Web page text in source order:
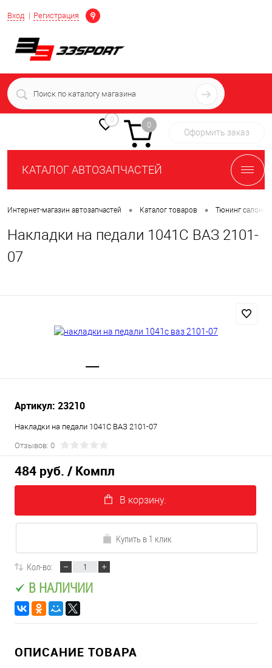
Вход Регистрация
Определение
+7 (939) 716-10-06
пн-пт 7:00-16:00 МСК
0
0
Оформить заказ
КАТАЛОГ АВТОЗАПЧАСТЕЙ
Интернет-магазин автозапчастей • Каталог товаров • Тюнинг салона
Накладки на педали 1041С ВАЗ 2101-
07
Артикул: 23210
Накладки на педали 1041С ВАЗ 2101-07
Отзывов: 0
484 руб. / Компл
В корзину.
Купить в 1 клик
Кол-во:
В НАЛИЧИИ
ОПИСАНИЕ ТОВАРА